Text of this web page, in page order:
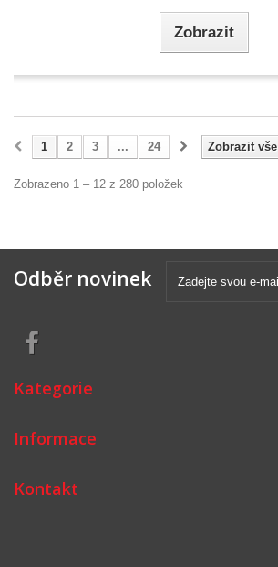
Zobrazit
Zobrazit vše
1 2 3 ... 24
Zobrazeno 1 – 12 z 280 položek
Odběr novinek
Kategorie
Informace
Kontakt